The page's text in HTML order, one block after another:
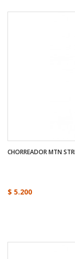
CHORREADOR MTN
$ 5.200